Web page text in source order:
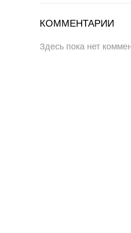
КОММЕНТАРИИ
Здесь пока нет